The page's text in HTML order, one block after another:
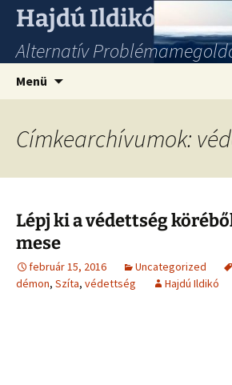
Hajdú Ildikó
Alternatív
Menü
Címkearchívumok:
Lépj ki a védettség
mese
február 15, 2016 Uncategorized
démon, Szíta, védettség Hajdú Ildikó